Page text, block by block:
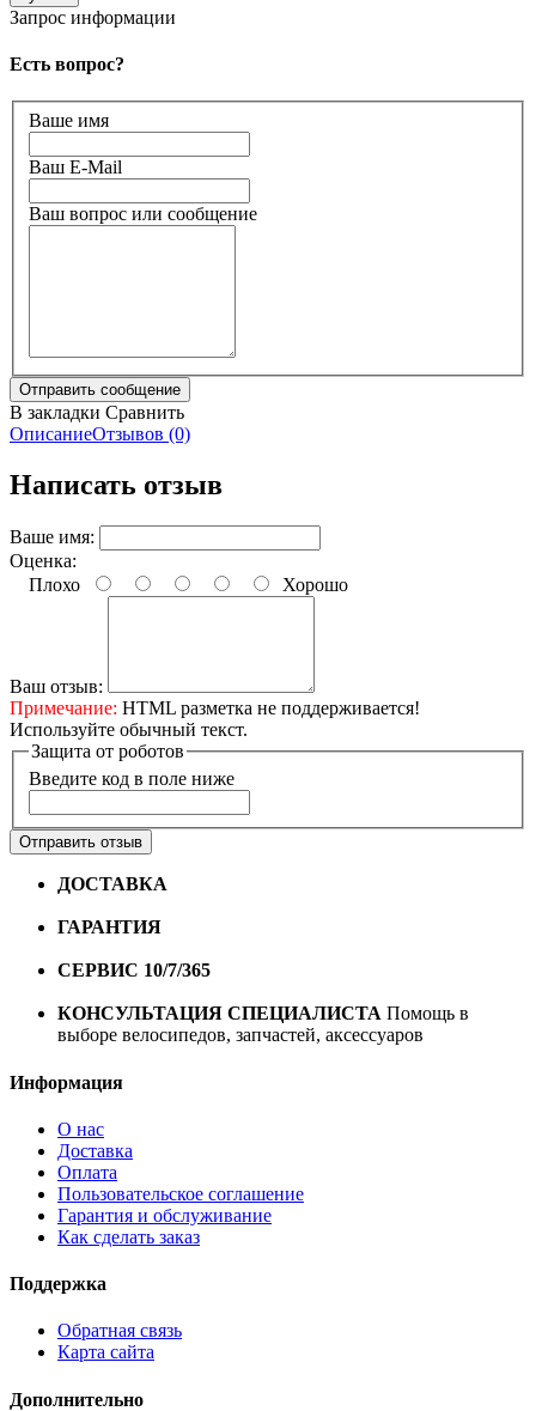
Запрос информации
Есть вопрос?
Ваше имя
Ваш E-Mail
Ваш вопрос или сообщение
В закладки Сравнить
ОписаниеОтзывов (0)
Написать отзыв
Ваше имя:
Оценка:
Плохо
Хорошо
Ваш отзыв:
Примечание: HTML разметка не поддерживается!
Используйте обычный текст.
Защита от роботов
Введите код в поле ниже
Отправить отзыв
ДОСТАВКА
ГАРАНТИЯ
СЕРВИС 10/7/365
КОНСУЛЬТАЦИЯ СПЕЦИАЛИСТА Помощь в
выборе велосипедов, запчастей, аксессуаров
Информация
О нас
Доставка
Оплата
Пользовательское соглашение
Гарантия и обслуживание
Как сделать заказ
Поддержка
Обратная связь
Карта сайта
Дополнительно